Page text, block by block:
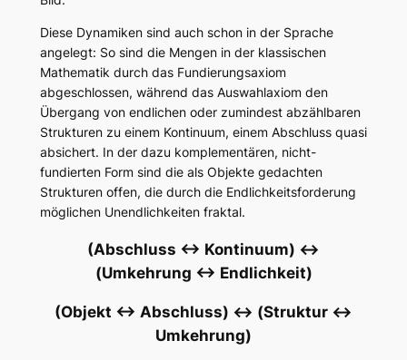
Diese Dynamiken sind auch schon in der Sprache
angelegt: So sind die Mengen in der klassischen
Mathematik durch das Fundierungsaxiom
abgeschlossen, während das Auswahlaxiom den
Übergang von endlichen oder zumindest abzählbaren
Strukturen zu einem Kontinuum, einem Abschluss quasi
absichert. In der dazu komplementären, nicht-
fundierten Form sind die als Objekte gedachten
Strukturen offen, die durch die Endlichkeitsforderung
möglichen Unendlichkeiten fraktal.
(Abschluss <-> Kontinuum) <->
(Umkehrung <-> Endlichkeit)
(Objekt <-> Abschluss) <-> (Struktur <->
Umkehrung)